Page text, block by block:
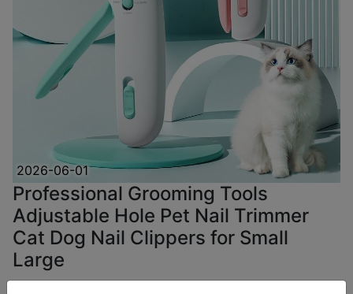
2026-06-01
Professional Grooming Tools
Adjustable Hole Pet Nail Trimmer
Cat Dog Nail Clippers for Small
Large